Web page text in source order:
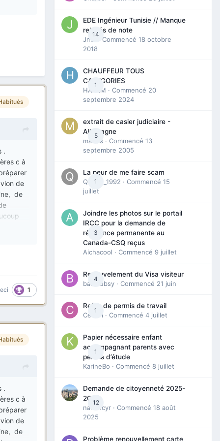
la
le
et
le
.
c à
de
de
la
des le
,
le
nous
mais
et
1
.
c à
de
de
14
EDE Ingénieur Tunisie // Manque
relevés de note
Jmili
· Commencé 18 octobre
2018
1
CHAUFFEUR TOUS
CATEGORIES
HAZEM · Commencé 20
septembre 2024
5
extrait de casier judiciaire -
Allemagne
maries · Commencé 13
septembre 2005
1
La peur de me faire scam
Queen_1992 · Commencé 15
juillet
3
Joindre les photos sur le portail
IRCC pour la demande de
résidence permanente au
Canada-CSQ reçus
Aichacool · Commencé 9 juillet
4
Renouvelement du Visa visiteur
babibubsy · Commencé 21 juin
1
Refus de permis de travail
Cedbri · Commencé 4 juillet
1
Papier nécessaire enfant
accompagnant parents avec
permis d’étude
KarineBo · Commencé 8 juillet
12
Demande de citoyenneté 2025-
2026
nanancyr · Commencé 18 août
2025
Problème renouvellement carte